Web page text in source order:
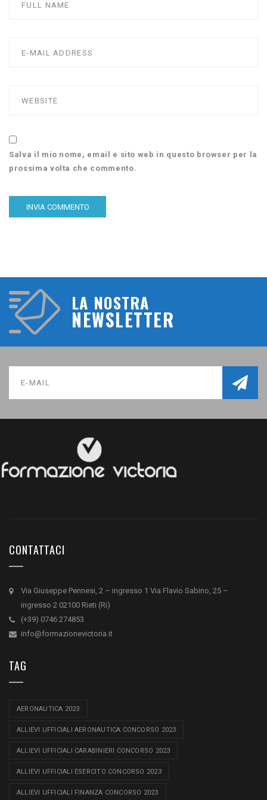
Salva il mio nome, email e sito web in questo browser per la
prossima volta che commento.
LA NOSTRA
NEWSLETTER
CONTATTACI
Via Giuseppe Pennesi, 2 – ingresso 1 Via Flavio Sabino, 25 –
ingresso 2 02100 Rieti (Ri)
(+39) 0746 274853
info@formazionevictoria.it
TAG
AERONAUTICA 2023
ALLIEVI UFFICIALI AERONAUTICA CONCORSO 2023
ALLIEVI UFFICIALI CARABINIERI CONCORSO 2023
ALLIEVI UFFICIALI ESERCITO CONCORSO 2023
ALLIEVI UFFICIALI FINANZA CONCORSO 2023